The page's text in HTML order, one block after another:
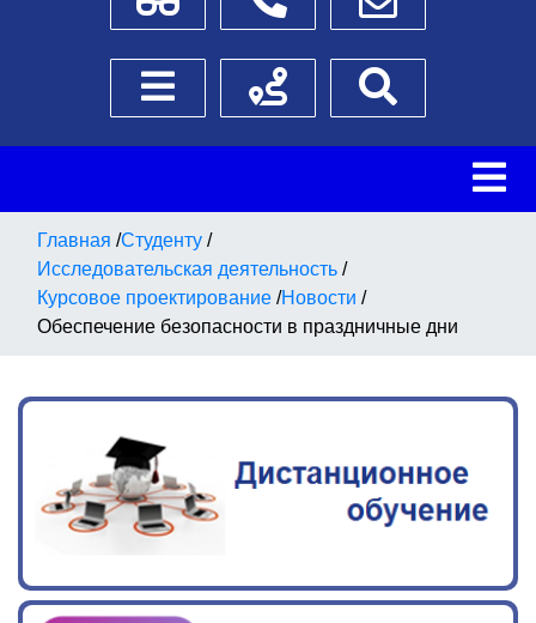
Боковое менюСхема проезда
Главная /Студенту /
Исследовательская деятельность /
Курсовое проектирование /Новости /
Обеспечение безопасности в праздничные дни